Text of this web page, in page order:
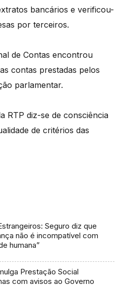
bancários e verificou-
por terceiros.
de Contas encontrou
contas prestadas pelos
parlamentar.
RTP diz-se de consciência
de critérios das
Seguro diz que
não é incompatível com
humana”
Prestação Social
com avisos ao Governo